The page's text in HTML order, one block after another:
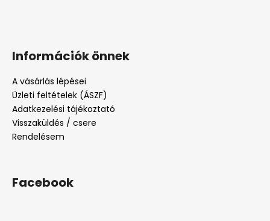
Információk önnek
A vásárlás lépései
Üzleti feltételek (ÁSZF)
Adatkezelési tájékoztató
Visszaküldés / csere
Rendelésem
Facebook